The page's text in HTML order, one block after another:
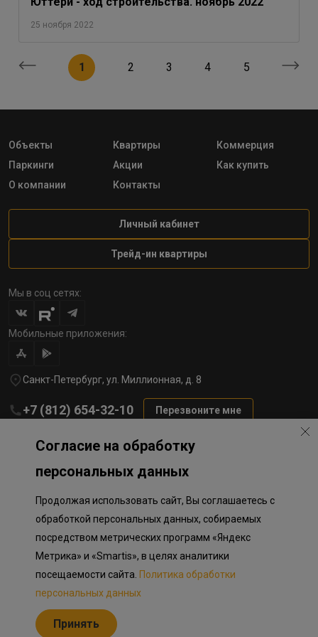
25 ноября 2022
1 2 3 4 5
Объекты Квартиры
Коммерция
Паркинги
Акции
Как купить
О компании
Контакты
Личный кабинет
Трейд-ин квартиры
Мы в соц сетях:
Мобильные приложения:
Санкт-Петербург, ул. Миллионная, д. 8
+7 (812) 654-32-10 Перезвоните мне
Политика обработки персональных данных
Информация о плановом направлении средств
на строительство соц.объектов в Окле
Приложение к программе лояльности
Разработка сайта «Пикмедиа»
Информация, представленная на сайте, носит исключительно
ознакомительный характер, не является публичной офертой,
Российской Федерации. Представленные изображения объектов
долевого строительства носят предварительный ознакомительный
Согласие на обработку
персональных данных
Продолжая использовать сайт, Вы соглашаетесь с
обработкой персональных данных, собираемых
посредством метрических программ «Яндекс
Метрика» и «Smartis», в целях аналитики
посещаемости сайта. Политика обработки
персональных данных
Принять